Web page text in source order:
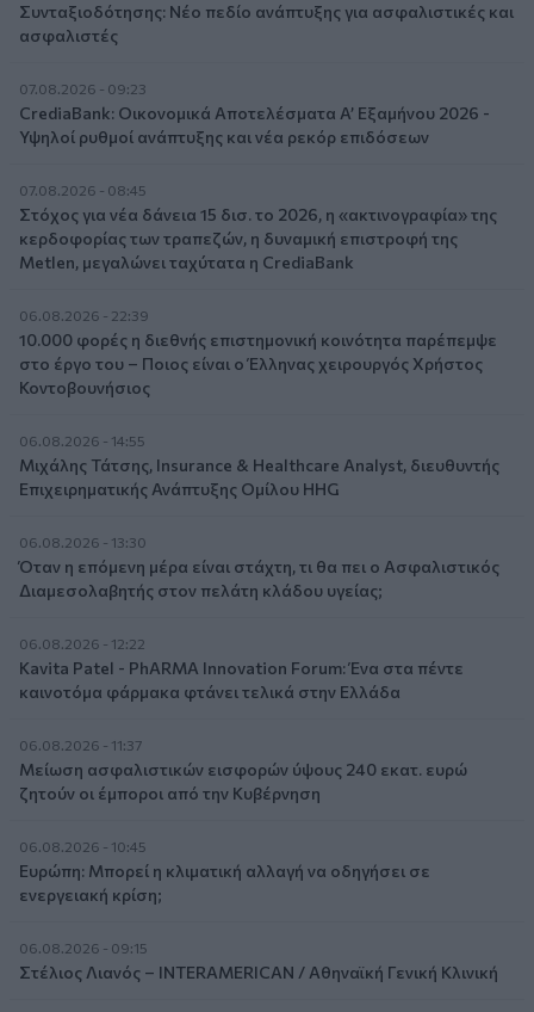
Συνταξιοδότησης: Νέο πεδίο ανάπτυξης για ασφαλιστικές και
ασφαλιστές
07.08.2026 - 09:23
CrediaBank: Οικονομικά Αποτελέσματα A’ Εξαμήνου 2026 -
Υψηλοί ρυθμοί ανάπτυξης και νέα ρεκόρ επιδόσεων
07.08.2026 - 08:45
Στόχος για νέα δάνεια 15 δισ. το 2026, η «ακτινογραφία» της
κερδοφορίας των τραπεζών, η δυναμική επιστροφή της
Metlen, μεγαλώνει ταχύτατα η CrediaBank
06.08.2026 - 22:39
10.000 φορές η διεθνής επιστημονική κοινότητα παρέπεμψε
στο έργο του – Ποιος είναι ο Έλληνας χειρουργός Χρήστος
Κοντοβουνήσιος
06.08.2026 - 14:55
Μιχάλης Τάτσης, Insurance & Healthcare Analyst, διευθυντής
Επιχειρηματικής Ανάπτυξης Ομίλου HHG
06.08.2026 - 13:30
Όταν η επόμενη μέρα είναι στάχτη, τι θα πει ο Ασφαλιστικός
Διαμεσολαβητής στον πελάτη κλάδου υγείας;
06.08.2026 - 12:22
Kavita Patel - PhARMA Innovation Forum: Ένα στα πέντε
καινοτόμα φάρμακα φτάνει τελικά στην Ελλάδα
06.08.2026 - 11:37
Μείωση ασφαλιστικών εισφορών ύψους 240 εκατ. ευρώ
ζητούν οι έμποροι από την Κυβέρνηση
06.08.2026 - 10:45
Ευρώπη: Μπορεί η κλιματική αλλαγή να οδηγήσει σε
ενεργειακή κρίση;
06.08.2026 - 09:15
Στέλιος Λιανός – INTERAMERICAN / Αθηναϊκή Γενική Κλινική